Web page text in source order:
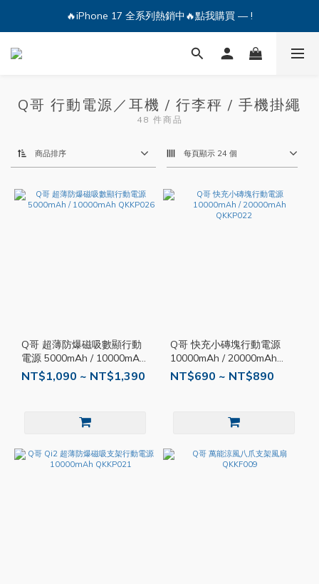
🔥iPhone 17 全系列熱銷中🔥點我購買 — !
🔥iPhone 17 全系列熱銷中🔥點我購買 — !
💕加入Q哥 Line 新好友領優惠券！🎫
Q哥 行動電源／耳機 / 行李秤 / 手機掛繩
48 件商品
商品排序 每頁顯示 24 個
Q哥 超薄防爆磁吸數顯行動
電源 5000mAh / 10000mAh
QKKP026
NT$1,090 ~ NT$1,390
Q哥 快充小磚塊行動電源
10000mAh / 20000mAh
QKKP022
NT$690 ~ NT$890